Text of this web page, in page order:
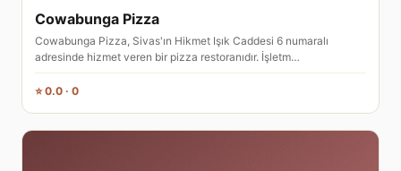
Cowabunga Pizza
Cowabunga Pizza, Sivas'ın Hikmet Işık Caddesi 6 numaralı
adresinde hizmet veren bir pizza restoranıdır. İşletm…
⭐ 0.0 · 0